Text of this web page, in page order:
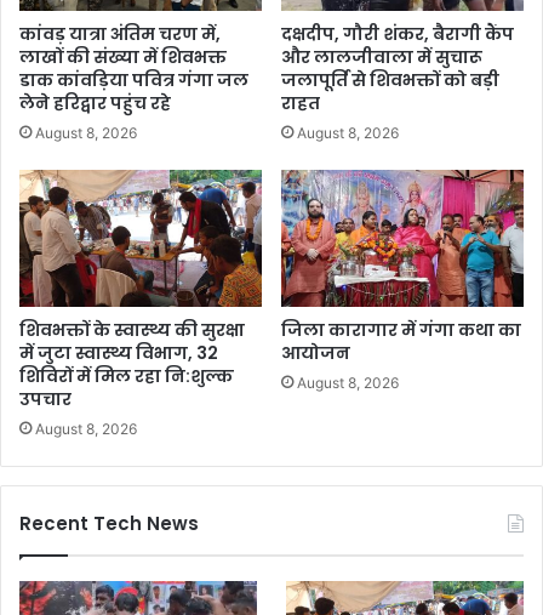
कांवड़ यात्रा अंतिम चरण में,
लाखों की संख्या में शिवभक्त
डाक कांवड़िया पवित्र गंगा जल
लेने हरिद्वार पहुंच रहे
August 8, 2026
दक्षदीप, गौरी शंकर, बैरागी कैंप
और लालजीवाला में सुचारू
जलापूर्ति से शिवभक्तों को बड़ी
राहत
August 8, 2026
शिवभक्तों के स्वास्थ्य की सुरक्षा
में जुटा स्वास्थ्य विभाग, 32
शिविरों में मिल रहा नि:शुल्क
उपचार
August 8, 2026
जिला कारागार में गंगा कथा का
आयोजन
August 8, 2026
Recent Tech News